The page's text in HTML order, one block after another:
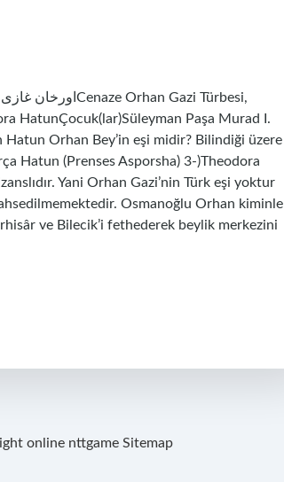
HatunÇocuk(lar)Süleyman Paşa Murad I.
Hatun Orhan Bey’in eşi midir? Bilindiği üzere
Hatun (Prenses Asporsha) 3-)Theodora
Yani Orhan Gazi’nin Türk eşi yoktur
Osmanoğlu Orhan kiminle
ve Bilecik’i fethederek beylik merkezini
online nttgame Sitemap